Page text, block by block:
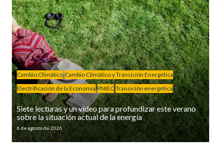
Cambio Climático Cambio Climático y Transición Energética
Electrificación de la Economía PNIEC Transición energética
Siete lecturas y un vídeo para profundizar este verano
sobre la situación actual de la energía
6 de agosto de 2026